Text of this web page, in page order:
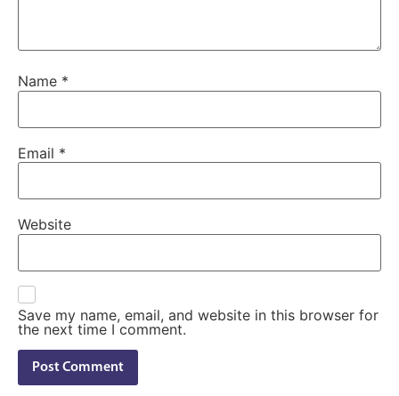
Name *
Email *
Website
Save my name, email, and website in this browser for
the next time I comment.